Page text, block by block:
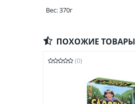
Вес: 370г
ПОХОЖИЕ ТОВАРЫ
(0)